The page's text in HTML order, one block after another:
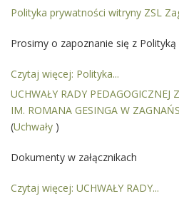
Polityka prywatności witryny ZSL
Prosimy o zapoznanie się z
Czytaj więcej: Polityka...
UCHWAŁY RADY PEDAGOGICZNEJ
IM. ROMANA GESINGA W
(Uchwały )
Dokumenty w załącznikach
Czytaj więcej: UCHWAŁY RADY...